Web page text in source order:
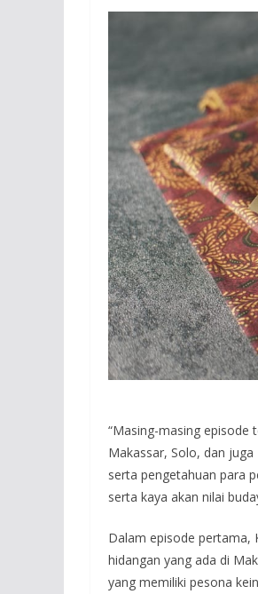
“Masing-masing episode
Makassar, Solo, dan
serta pengetahuan para
serta kaya akan nilai
Dalam episode pertama,
hidangan yang ada di
yang memiliki pesona